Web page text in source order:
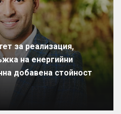
за реализация,
на енергийни
добавена стойност